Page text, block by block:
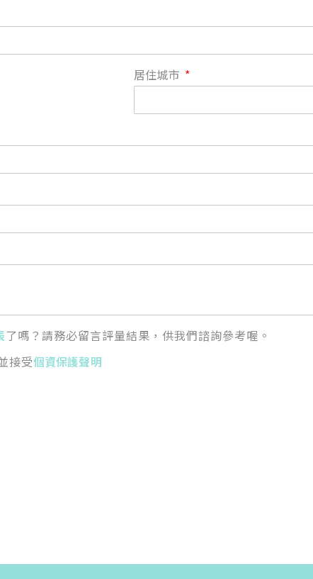
居住城市
了嗎？請務必留言評量結果，供我們諮詢參考喔。
接受個資保護聲明
【會費】
入會費新臺幣1200元，於會員入
元，於每年度繳納。
戶名: 社團法人台灣自律神經健康